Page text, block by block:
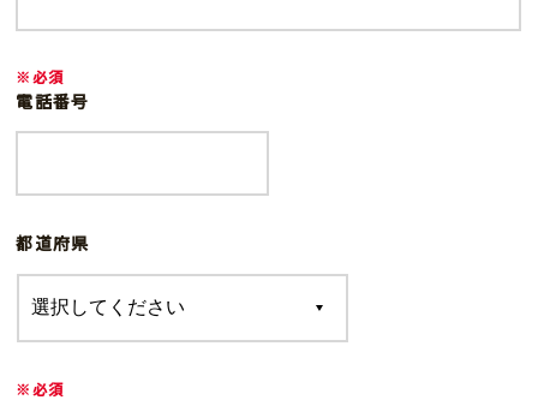
※必須
電話番号
都道府県
※必須